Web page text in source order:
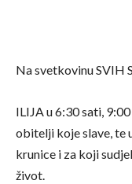
Na svetkovinu SVIH
ILIJA u 6:30 sati,
obitelji koje slave, te
krunice i za koji
život.